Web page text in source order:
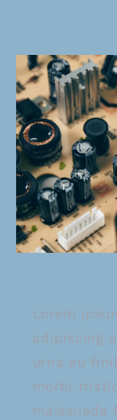
Lorem
adipiscing
urna eu
morbi
malesuada